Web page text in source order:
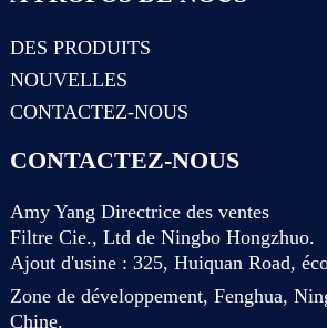
DES PRODUITS
NOUVELLES
CONTACTEZ-NOUS
CONTACTEZ-NOUS
Amy Yang Directrice des ventes
Filtre Cie., Ltd de Ningbo Hongzhuo.
Ajout d'usine : 325, Huiquan Road,
Zone de développement, Fenghua,
Chine.